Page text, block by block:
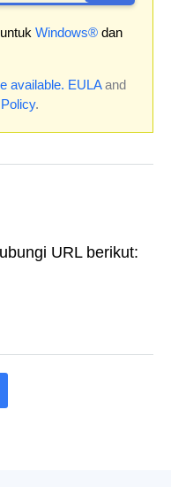
Windows®dan
available. EULAand
.
URL berikut: